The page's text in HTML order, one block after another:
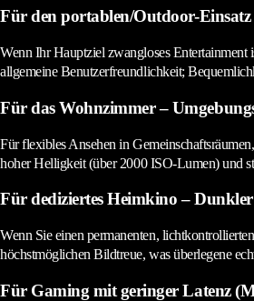
Für den portablen/Outdoor-Einsatz
Wenn Ihr Hauptziel zwangloses
allgemeine Benutzerfreundlichkeit;
Für das Wohnzimmer –
Für flexibles Ansehen in
hoher Helligkeit (über 2000 ISO-Lumen) und
Für dediziertes Heimkino –
Wenn Sie einen permanenten,
höchstmöglichen Bildtreue, was überlegene
Für Gaming mit geringer Latenz